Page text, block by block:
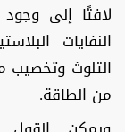
لافتًا إلى
النفايات
التلوث وتخصيب
من الطاقة.